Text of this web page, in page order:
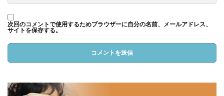
次回のコメントで使用するためブラウザーに自分の名前、メールアドレス、
サイトを保存する。